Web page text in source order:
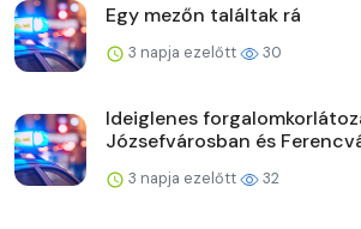
Egy mezőn találtak rá
3 napja ezelőtt 30
Ideiglenes
Józsefvárosban és
3 napja ezelőtt 32